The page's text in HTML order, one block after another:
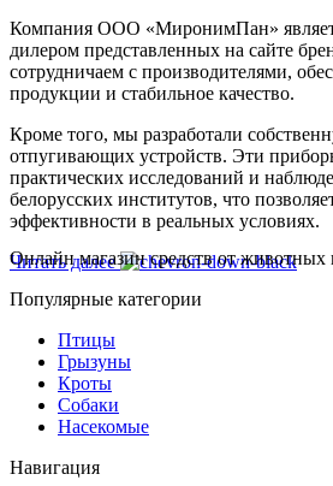
Компания ООО «МиронимПан»
дилером представленных на сайте
сотрудничаем с производителями,
продукции и стабильное качество.
Кроме того, мы разработали
отпугивающих устройств. Эти
практических исследований и
белорусских институтов, что
эффективности в реальных условиях.
Читать далее
Онлайн магазин средств от животных
Популярные категории
Птицы
Грызуны
Кроты
Собаки
Насекомые
Навигация